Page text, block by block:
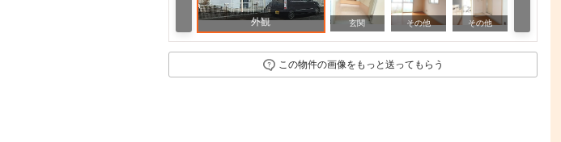
外観 玄関 その他 その他
この物件の画像をもっと送ってもらう